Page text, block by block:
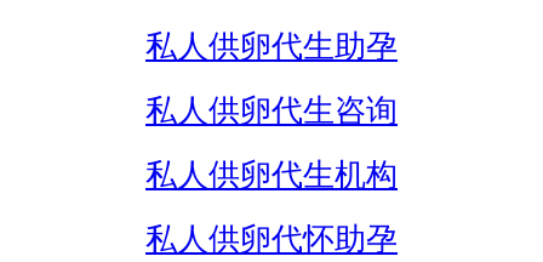
私人供卵代生助孕
私人供卵代生咨询
私人供卵代生机构
私人供卵代怀助孕